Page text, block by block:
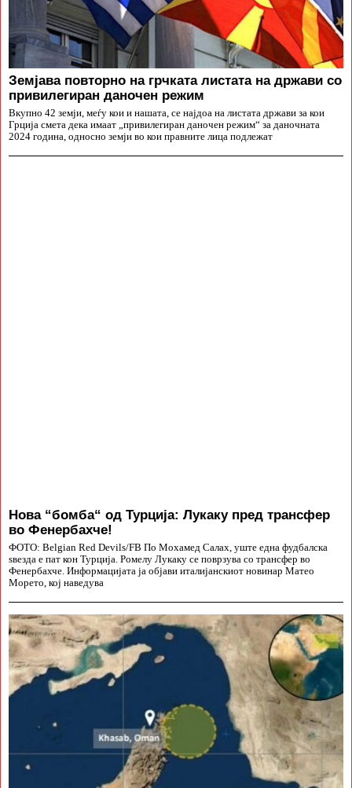
Земјава повторно на грчката листата на држави со
привилегиран даночен режим
Вкупно 42 земји, меѓу кои и нашата, се најдоа на листата држави за кои
Грција смета дека имаат „привилегиран даночен режим“ за даночната
2024 година, односно земји во кои правните лица подлежат
Нова “бомба“ од Турција: Лукаку пред трансфер
во Фенербахче!
ФОТО: Belgian Red Devils/FB По Мохамед Салах, уште една фудбалска
ѕвезда е пат кон Турција. Ромелу Лукаку се поврзува со трансфер во
Фенербахче. Информацијата ја објави италијанскиот новинар Матео
Морето, кој наведува